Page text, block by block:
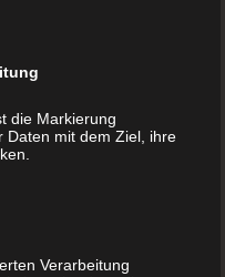
die Markierung
Daten mit dem Ziel, ihre
Verarbeitung